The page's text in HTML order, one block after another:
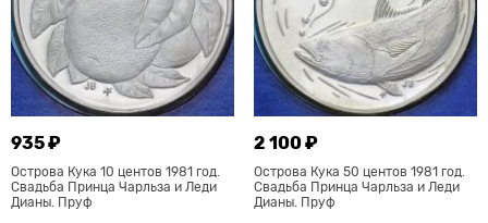
935 ₽
Острова Кука 10 центов 1981 год.
Свадьба Принца Чарльза и Леди
Дианы. Пруф
2 100 ₽
Острова Кука 50 центов 1981 год.
Свадьба Принца Чарльза и Леди
Дианы. Пруф